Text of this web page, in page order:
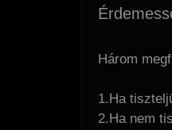
Három
1.Ha
2.Ha nem